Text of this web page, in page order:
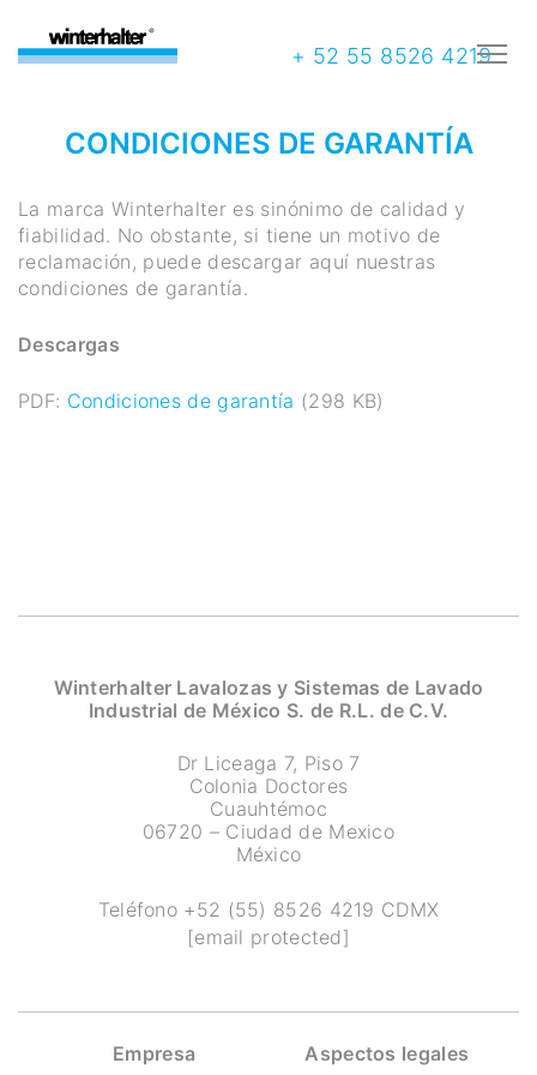
+ 52 55 8526 4219
CONDICIONES DE GARANTÍA
La marca Winterhalter es sinónimo de calidad y
fiabilidad. No obstante, si tiene un motivo de
reclamación, puede descargar aquí nuestras
condiciones de garantía.
Descargas
PDF: Condiciones de garantía (298 KB)
Winterhalter Lavalozas y Sistemas de Lavado
Industrial de México S. de R.L. de C.V.
Dr Liceaga 7, Piso 7
Colonia Doctores
Cuauhtémoc
06720 – Ciudad de Mexico
México
Teléfono +52 (55) 8526 4219 CDMX
[email protected]
Empresa Aspectos legales